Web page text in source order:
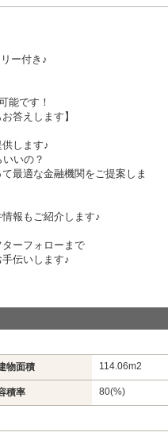
ー付き♪
能です！
答えします】
します♪
いの？
最適な金融機関をご提案しま
報もご紹介します♪
ーフォローまで
伝いします♪
物面積 114.06m2
積率 80(%)